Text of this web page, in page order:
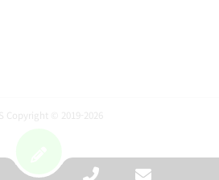
Copyright © 2019-2026